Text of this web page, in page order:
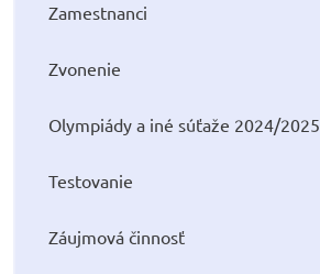
Zamestnanci
Zvonenie
Olympiády a iné súťaže 2024/2025
Testovanie
Záujmová činnosť